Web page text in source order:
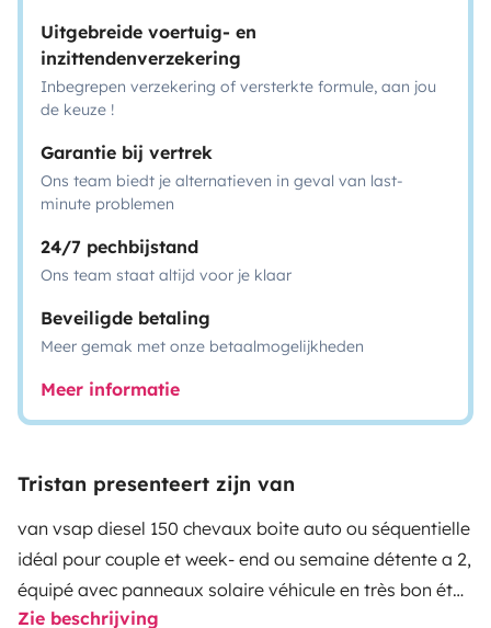
Uitgebreide voertuig- en
inzittendenverzekering
Inbegrepen verzekering of versterkte formule, aan jou
de keuze !
Garantie bij vertrek
Ons team biedt je alternatieven in geval van last-
minute problemen
24/7 pechbijstand
Ons team staat altijd voor je klaar
Beveiligde betaling
Meer gemak met onze betaalmogelijkheden
Meer informatie
Tristan presenteert zijn van
van vsap diesel 150 chevaux boite auto ou séquentielle
idéal pour couple et week- end ou semaine détente a 2,
équipé avec panneaux solaire véhicule en très bon état
tout équipé dont auvant table et chaise glacière frigo
Zie beschrijving